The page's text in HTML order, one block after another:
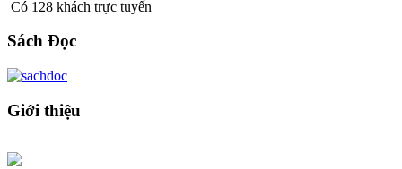
Có 128 khách trực tuyến
Sách Đọc
Giới thiệu